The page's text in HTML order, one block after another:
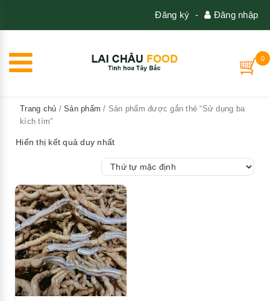
Đăng nhập
-
Đăng ký
0
Trang chủ / Sản phẩm / Sản phẩm được gắn thẻ “Sử dụng ba
kích tím”
Hiển thị kết quả duy nhất